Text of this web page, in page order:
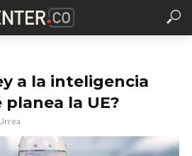
a la inteligencia
la UE?